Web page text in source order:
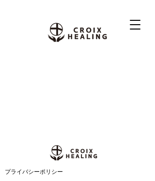
​プライバシーポリシー